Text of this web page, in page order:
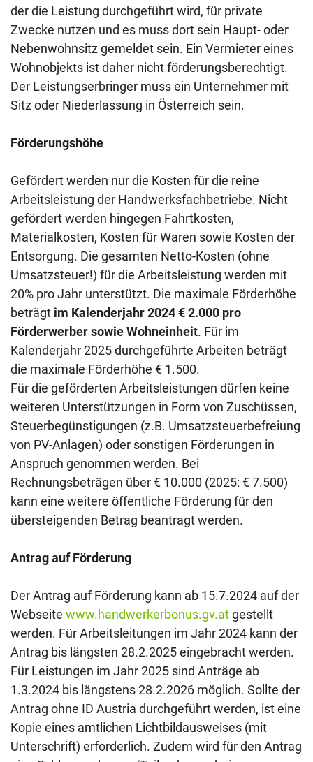
der die Leistung durchgeführt wird, für private
Zwecke nutzen und es muss dort sein Haupt- oder
Nebenwohnsitz gemeldet sein. Ein Vermieter eines
Wohnobjekts ist daher nicht förderungsberechtigt.
Der Leistungserbringer muss ein Unternehmer mit
Sitz oder Niederlassung in Österreich sein.
Förderungshöhe
Gefördert werden nur die Kosten für die reine
Arbeitsleistung der Handwerksfachbetriebe. Nicht
gefördert werden hingegen Fahrtkosten,
Materialkosten, Kosten für Waren sowie Kosten der
Entsorgung. Die gesamten Netto-Kosten (ohne
Umsatzsteuer!) für die Arbeitsleistung werden mit
20% pro Jahr unterstützt. Die maximale Förderhöhe
beträgt im Kalenderjahr 2024 € 2.000 pro
Förderwerber sowie Wohneinheit. Für im
Kalenderjahr 2025 durchgeführte Arbeiten beträgt
die maximale Förderhöhe € 1.500.
Für die geförderten Arbeitsleistungen dürfen keine
weiteren Unterstützungen in Form von Zuschüssen,
Steuerbegünstigungen (z.B. Umsatzsteuerbefreiung
von PV-Anlagen) oder sonstigen Förderungen in
Anspruch genommen werden. Bei
Rechnungsbeträgen über € 10.000 (2025: € 7.500)
kann eine weitere öffentliche Förderung für den
übersteigenden Betrag beantragt werden.
Antrag auf Förderung
Der Antrag auf Förderung kann ab 15.7.2024 auf der
Webseite www.handwerkerbonus.gv.atgestellt
werden. Für Arbeitsleitungen im Jahr 2024 kann der
Antrag bis längsten 28.2.2025 eingebracht werden.
Für Leistungen im Jahr 2025 sind Anträge ab
1.3.2024 bis längstens 28.2.2026 möglich. Sollte der
Antrag ohne ID Austria durchgeführt werden, ist eine
Kopie eines amtlichen Lichtbildausweises (mit
Unterschrift) erforderlich. Zudem wird für den Antrag